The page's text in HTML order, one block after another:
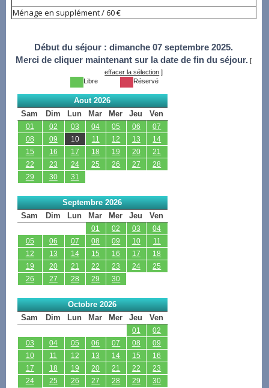
Ménage en supplément / 60 €
Début du séjour :dimanche 07 septembre 2025.
Merci de cliquer maintenant sur la date de fin du séjour. [
effacer la sélection ]
Libre
Réservé
Aout 2026
Sam
Dim Lun Mar Mer Jeu Ven
01 02 03 04 05 06
07
08
09 10 11 12 13
14
15
16 17 18 19 20
21
22
23 24 25 26 27
28
29
30 31
Septembre 2026
Sam
Dim Lun Mar Mer Jeu Ven
01 02 03
04
05
06 07 08 09 10
11
12
13 14 15 16 17
18
19
20 21 22 23 24
25
26
27 28 29 30
Octobre 2026
Sam
Dim Lun Mar Mer Jeu Ven
01
02
03
04 05 06 07 08
09
10
11 12 13 14 15
16
17
18 19 20 21 22
23
24
25 26 27 28 29
30